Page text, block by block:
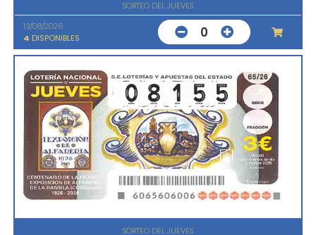
SORTEO DEL JUEVES
13/08/2026
4 DISPONIBLES 0
SORTEO DEL JUEVES